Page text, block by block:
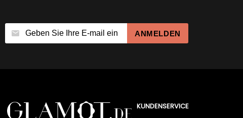
ANMELDEN
KUNDENSERVICE